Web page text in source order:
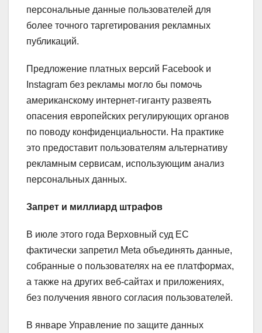
персональные данные пользователей для
более точного таргетирования рекламных
публикаций.
Предложение платных версий Facebook и
Instagram без рекламы могло бы помочь
американскому интернет-гиганту развеять
опасения европейских регулирующих органов
по поводу конфиденциальности. На практике
это предоставит пользователям альтернативу
рекламным сервисам, использующим анализ
персональных данных.
Запрет и миллиард штрафов
В июле этого года Верховный суд ЕС
фактически запретил Meta объединять данные,
собранные о пользователях на ее платформах,
а также на других веб-сайтах и ​​приложениях,
без получения явного согласия пользователей.
В январе Управление по защите данных